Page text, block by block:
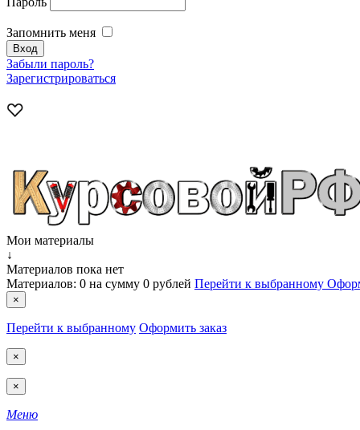
Запомнить меня
Забыли пароль?
Зарегистрироваться
Мои материалы
↓
Материалов пока нет
Материалов: 0 на сумму 0 рублей Перейти к выбранному
×
Перейти к выбранному Оформить заказ
×
×
Меню